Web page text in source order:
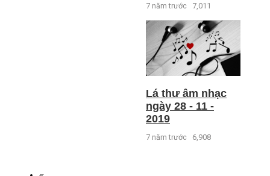
7 năm trước 7,011
Lá thư âm nhạc
ngày 28 - 11 -
2019
7 năm trước 6,908